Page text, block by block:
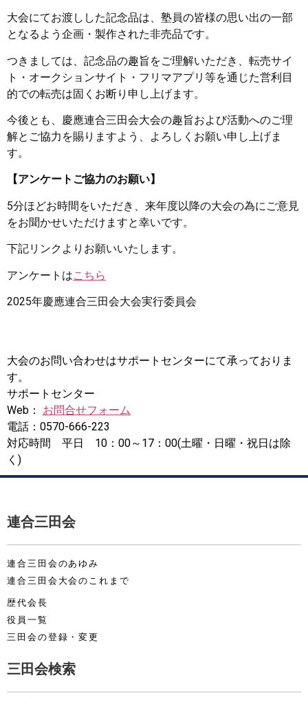
大会にてお渡しした記念品は、塾員の皆様の思い出の一部
となるよう企画・製作された非売品です。
つきましては、記念品の趣旨をご理解いただき、転売サイ
ト・オークションサイト・フリマアプリ等を通じた営利目
的での転売は固くお断り申し上げます。
今後とも、慶應連合三田会大会の趣旨および活動へのご理
解とご協力を賜りますよう、よろしくお願い申し上げま
す。
【アンケートご協力のお願い】
5分ほどお時間をいただき、来年度以降の大会の為にご意見
をお聞かせいただけますと幸いです。
下記リンクよりお願いいたします。
アンケートはこちら
2025年慶應連合三田会大会実行委員会
大会のお問い合わせはサポートセンターにて承っておりま
す。
サポートセンター
Web： お問合せフォーム
電話：0570-666-223
対応時間 平日 10：00～17：00(土曜・日曜・祝日は除
く)
連合三田会
連合三田会のあゆみ
連合三田会大会のこれまで
歴代会長
役員一覧
三田会の登録・変更
三田会検索